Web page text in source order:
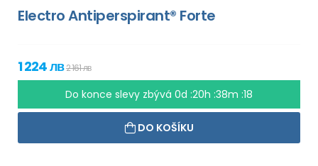
Electro Antiperspirant® Forte
1 224 лв2 161 лв
Do konce slevy zbývá 0d :20h :38m :17
DO KOŠÍKU